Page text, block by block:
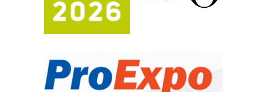
sistema
IB BLUMENAUER - više od 40 godina
poverenja u industriji